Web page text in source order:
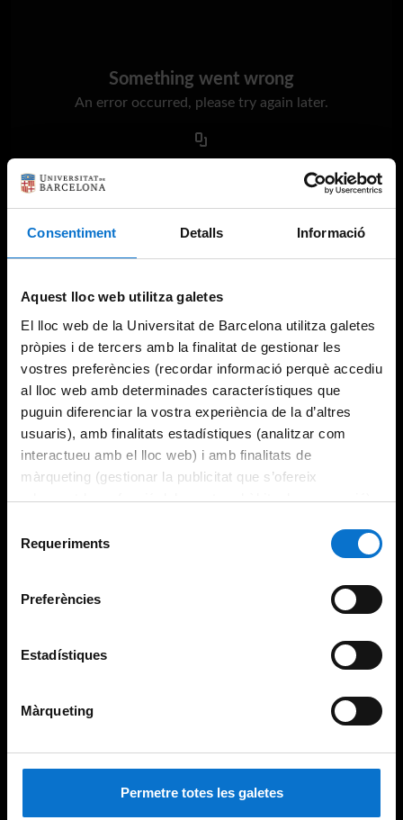
Consentiment Detalls Informació
Aquest lloc web utilitza galetes
El lloc web de la Universitat de Barcelona utilitza galetes
pròpies i de tercers amb la finalitat de gestionar les
vostres preferències (recordar informació perquè accediu
al lloc web amb determinades característiques que
puguin diferenciar la vostra experiència de la d’altres
usuaris), amb finalitats estadístiques (analitzar com
interactueu amb el lloc web) i amb finalitats de
màrqueting (gestionar la publicitat que s’ofereix
adequant-la en funció dels vostres hàbits de navegació).
consultar laPolítica de galetes del lloc web de la
Requeriments
Preferències
Estadístiques
Màrqueting
Permetre totes les galetes
Something went wrong
An error occurred, please try again later.